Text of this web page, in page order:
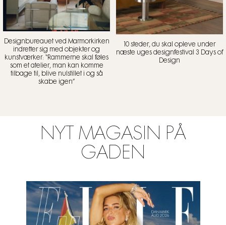
Designbureauet ved Marmorkirken
indretter sig med objekter og
kunstværker: “Rammerne skal føles
som et atelier, man kan komme
tilbage til, blive nulstillet i og så
skabe igen”
10 steder, du skal opleve under
næste uges designfestival 3 Days of
Design
NYT MAGASIN PÅ
GADEN